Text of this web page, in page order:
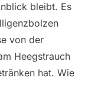
bleibt. Es
von der
Heegstrauch
hat. Wie